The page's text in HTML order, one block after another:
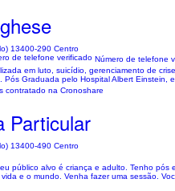
13400-290 Centro
Número de telefone
em luto, suicídio, gerenciamento de
Graduada pelo Hospital Albert
contratado na Cronoshare
Particular
13400-490 Centro
público alvo é criança e adulto. Tenho
e o mundo. Venha fazer uma sessão.